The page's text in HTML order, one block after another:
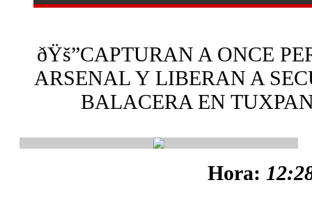
ðŸš”CAPTURAN A ONCE
ARSENAL Y LIBERAN A
BALACERA EN
Hora: